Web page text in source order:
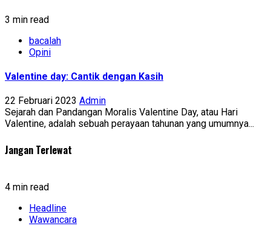
3 min read
bacalah
Opini
Valentine day: Cantik dengan Kasih
22 Februari 2023 Admin
Sejarah dan Pandangan Moralis Valentine Day, atau Hari
Valentine, adalah sebuah perayaan tahunan yang umumnya...
Jangan Terlewat
4 min read
Headline
Wawancara